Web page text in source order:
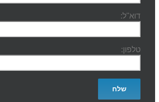
דוא''ל:
טלפון: